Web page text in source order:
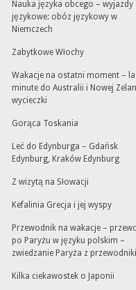
Nauka języka obcego – wyjazdy
językowe: obóz językowy w
Niemczech
Zabytkowe Włochy
Wakacje na ostatni moment –
minute do Australii i Nowej
wycieczki
Gorąca Toskania
Leć do Edynburga – Gdańsk
Edynburg, Kraków Edynburg
Z wizytą na Słowacji
Kefalinia Grecja i jej wyspy
Przewodnik na wakacje –
po Paryżu w języku polskim –
zwiedzanie Paryża z
Kilka ciekawostek o Japonii